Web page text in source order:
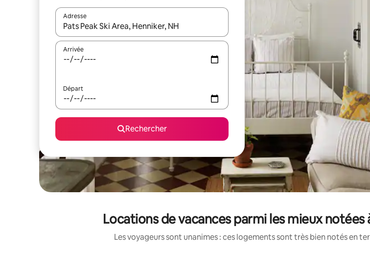
Adresse
Lorsque les résultats s'affichent, utilisez les flèches vers le haut et vers le bas pour les parcourir
Arrivée
Départ
Rechercher
Locations de vacances parmi les mieux
Les voyageurs sont unanimes : ces logements sont très bien notés en